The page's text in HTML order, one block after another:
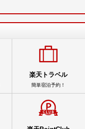
楽天トラベル
簡単宿泊予約！